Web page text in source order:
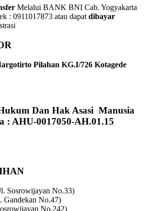
Melalui BANK BNI Cab. Yogyakarta
: 0911017873 atau dapatdibayar
Pilahan KG.I/726 Kotagede
Dan Hak Asasi Manusia
: AHU-0017050-AH.01.15
Sosrowijayan No.33)
Gandekan No.47)
No.242)